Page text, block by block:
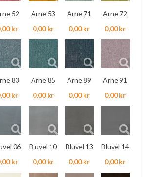
52
kr
Arne 53
0,00 kr
Arne 71
0,00 kr
Arne 72
0,00 kr
83
kr
Arne 85
0,00 kr
Arne 89
0,00 kr
Arne 91
0,00 kr
06
kr
Bluvel 10
0,00 kr
Bluvel 13
0,00 kr
Bluvel 14
0,00 kr